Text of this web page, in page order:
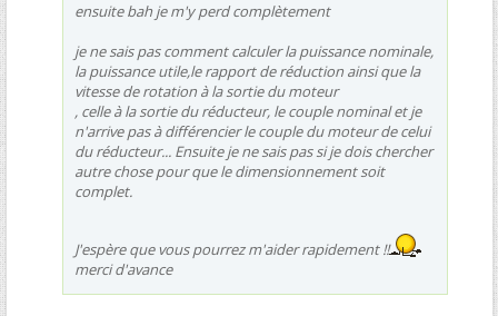
ensuite bah je m'y perd complètement
je ne sais pas comment calculer la puissance nominale,
la puissance utile,le rapport de réduction ainsi que la
vitesse de rotation à la sortie du moteur
, celle à la sortie du réducteur, le couple nominal et je
n'arrive pas à différencier le couple du moteur de celui
du réducteur... Ensuite je ne sais pas si je dois chercher
autre chose pour que le dimensionnement soit
complet.
J'espère que vous pourrez m'aider rapidement !!
merci d'avance